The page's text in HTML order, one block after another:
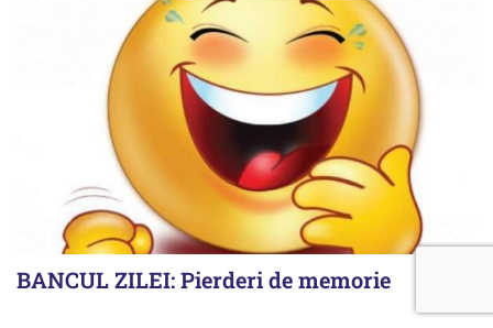
BANCUL ZILEI: Pierderi de memorie